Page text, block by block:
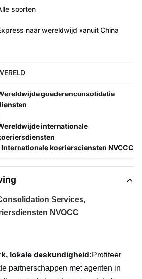
soorten
naar wereldwijd vanuit China
goederenconsolidatie
internationale
Internationale koeriersdiensten NVOCC
Services,
NVOCC
lokale deskundigheid:Profiteer
partnerschappen met agenten in